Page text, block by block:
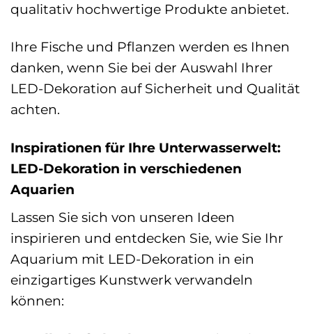
qualitativ hochwertige Produkte anbietet.
Ihre Fische und Pflanzen werden es Ihnen
danken, wenn Sie bei der Auswahl Ihrer
LED-Dekoration auf Sicherheit und Qualität
achten.
Inspirationen für Ihre Unterwasserwelt:
LED-Dekoration in verschiedenen
Aquarien
Lassen Sie sich von unseren Ideen
inspirieren und entdecken Sie, wie Sie Ihr
Aquarium mit LED-Dekoration in ein
einzigartiges Kunstwerk verwandeln
können: